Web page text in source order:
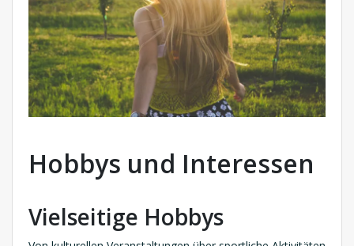
Hobbys und Interessen
Vielseitige Hobbys